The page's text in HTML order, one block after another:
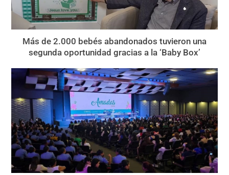
Más de 2.000 bebés abandonados tuvieron una
segunda oportunidad gracias a la ‘Baby Box’